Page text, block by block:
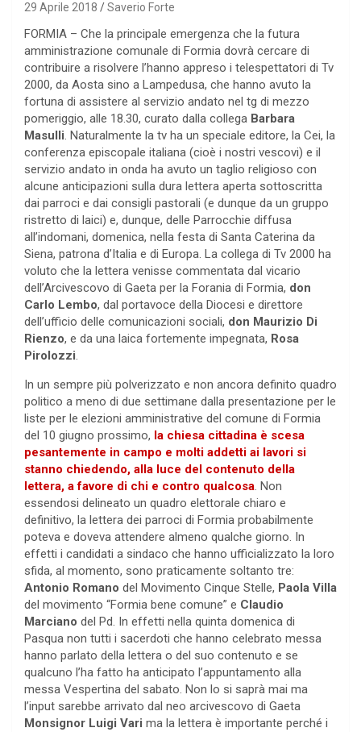
29 Aprile 2018 Saverio Forte
FORMIA – Che la principale emergenza che la futura
amministrazione comunale di Formia dovrà cercare di
contribuire a risolvere l’hanno appreso i telespettatori di Tv
2000, da Aosta sino a Lampedusa, che hanno avuto la
fortuna di assistere al servizio andato nel tg di mezzo
pomeriggio, alle 18.30, curato dalla collega Barbara
Masulli. Naturalmente la tv ha un speciale editore, la Cei, la
conferenza episcopale italiana (cioè i nostri vescovi) e il
servizio andato in onda ha avuto un taglio religioso con
alcune anticipazioni sulla dura lettera aperta sottoscritta
dai parroci e dai consigli pastorali (e dunque da un gruppo
ristretto di laici) e, dunque, delle Parrocchie diffusa
all’indomani, domenica, nella festa di Santa Caterina da
Siena, patrona d’Italia e di Europa. La collega di Tv 2000 ha
voluto che la lettera venisse commentata dal vicario
dell’Arcivescovo di Gaeta per la Forania di Formia, don
Carlo Lembo, dal portavoce della Diocesi e direttore
dell’ufficio delle comunicazioni sociali, don Maurizio Di
Rienzo, e da una laica fortemente impegnata, Rosa
Pirolozzi.
In un sempre più polverizzato e non ancora definito quadro
politico a meno di due settimane dalla presentazione per le
liste per le elezioni amministrative del comune di Formia
del 10 giugno prossimo, la chiesa cittadina è scesa
pesantemente in campo e molti addetti ai lavori si
stanno chiedendo, alla luce del contenuto della
lettera, a favore di chi e contro qualcosa. Non
essendosi delineato un quadro elettorale chiaro e
definitivo, la lettera dei parroci di Formia probabilmente
poteva e doveva attendere almeno qualche giorno. In
effetti i candidati a sindaco che hanno ufficializzato la loro
sfida, al momento, sono praticamente soltanto tre:
Antonio Romano del Movimento Cinque Stelle, Paola Villa
del movimento “Formia bene comune” e Claudio
Marciano del Pd. In effetti nella quinta domenica di
Pasqua non tutti i sacerdoti che hanno celebrato messa
hanno parlato della lettera o del suo contenuto e se
qualcuno l’ha fatto ha anticipato l’appuntamento alla
messa Vespertina del sabato. Non lo si saprà mai ma
l’input sarebbe arrivato dal neo arcivescovo di Gaeta
Monsignor Luigi Vari ma la lettera è importante perché i